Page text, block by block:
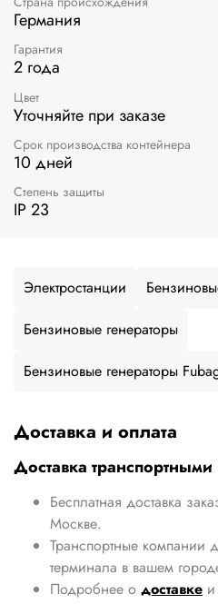
Германия
Гарантия
2 года
Цвет
Уточняйте при заказе
Срок производства контейнера
10 дней
Степень защиты
IP 23
Электростанции
Бензиновые генераторы
Бензиновые генераторы
Доставка и оплата
Доставка
Бесплатная доставка
Москве.
Транспортные компании
терминала в вашем
Подробнее о доставке и